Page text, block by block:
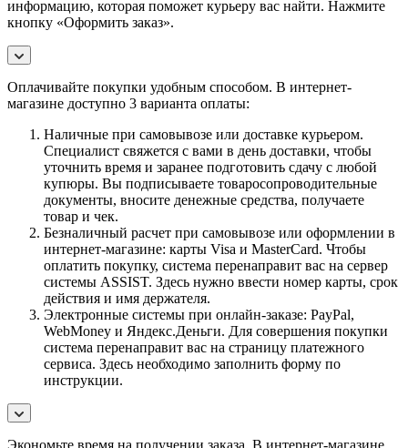
информацию, которая поможет курьеру вас найти. Нажмите
кнопку «Оформить заказ».
Оплачивайте покупки удобным способом. В интернет-
магазине доступно 3 варианта оплаты:
Наличные при самовывозе или доставке курьером.
Специалист свяжется с вами в день доставки, чтобы
уточнить время и заранее подготовить сдачу с любой
купюры. Вы подписываете товаросопроводительные
документы, вносите денежные средства, получаете
товар и чек.
Безналичный расчет при самовывозе или оформлении в
интернет-магазине: карты Visa и MasterCard. Чтобы
оплатить покупку, система перенаправит вас на сервер
системы ASSIST. Здесь нужно ввести номер карты, срок
действия и имя держателя.
Электронные системы при онлайн-заказе: PayPal,
WebMoney и Яндекс.Деньги. Для совершения покупки
система перенаправит вас на страницу платежного
сервиса. Здесь необходимо заполнить форму по
инструкции.
Экономьте время на получении заказа. В интернет-магазине